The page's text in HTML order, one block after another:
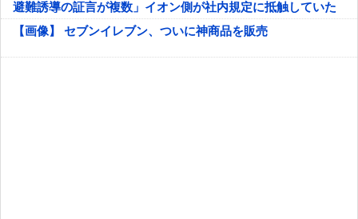
避難誘導の証言が複数」イオン側が社内規定に抵触していた
疑い
【画像】 セブンイレブン、ついに神商品を販売